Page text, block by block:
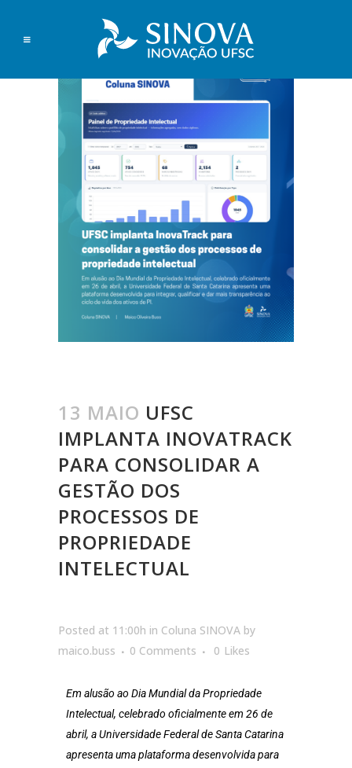
13 MAIO UFSC
IMPLANTA INOVATRACK
PARA CONSOLIDAR A
GESTÃO DOS
PROCESSOS DE
PROPRIEDADE
INTELECTUAL
Posted at 11:00h in Coluna SINOVA by
maico.buss
0 Comments 0 Likes
Em alusão ao Dia Mundial da Propriedade
Intelectual, celebrado oficialmente em 26 de
abril, a Universidade Federal de Santa Catarina
apresenta uma plataforma desenvolvida para